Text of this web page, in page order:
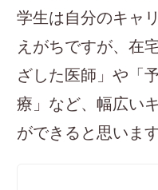
学生は自分のキャ
えがちですが、在
ざした医師」や「
療」など、幅広い
ができると思います